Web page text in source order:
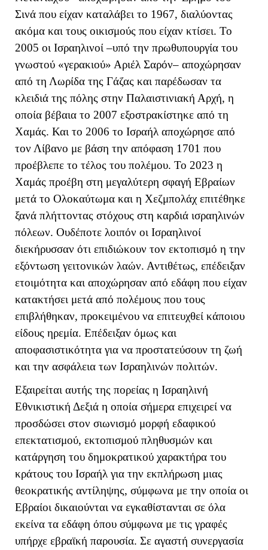
Σινά που είχαν καταλάβει το 1967, διαλύοντας
ακόμα και τους οικισμούς που είχαν κτίσει. Το
2005 οι Ισραηλινοί –υπό την πρωθυπουργία του
γνωστού «γερακιού» Αριέλ Σαρόν– αποχώρησαν
από τη Λωρίδα της Γάζας και παρέδωσαν τα
κλειδιά της πόλης στην Παλαιστινιακή Αρχή, η
οποία βέβαια το 2007 εξοστρακίστηκε από τη
Χαμάς. Και το 2006 το Ισραήλ αποχώρησε από
τον Λίβανο με βάση την απόφαση 1701 που
προέβλεπε το τέλος του πολέμου. Το 2023 η
Χαμάς προέβη στη μεγαλύτερη σφαγή Εβραίων
μετά το Ολοκαύτωμα και η Χεζμπολάχ επιτέθηκε
ξανά πλήττοντας στόχους στη καρδιά ισραηλινών
πόλεων. Ουδέποτε λοιπόν οι Ισραηλινοί
διεκήρυσσαν ότι επιδιώκουν τον εκτοπισμό η την
εξόντωση γειτονικών λαών. Αντιθέτως, επέδειξαν
ετοιμότητα και αποχώρησαν από εδάφη που είχαν
κατακτήσει μετά από πολέμους που τους
επιβλήθηκαν, προκειμένου να επιτευχθεί κάποιου
είδους ηρεμία. Επέδειξαν όμως και
αποφασιστικότητα για να προστατεύσουν τη ζωή
και την ασφάλεια των Ισραηλινών πολιτών.
Εξαιρείται αυτής της πορείας η Ισραηλινή
Εθνικιστική Δεξιά η οποία σήμερα επιχειρεί να
προσδώσει στον σιωνισμό μορφή εδαφικού
επεκτατισμού, εκτοπισμού πληθυσμών και
κατάργηση του δημοκρατικού χαρακτήρα του
κράτους του Ισραήλ για την εκπλήρωση μιας
θεοκρατικής αντίληψης, σύμφωνα με την οποία οι
Εβραίοι δικαιούνται να εγκαθίστανται σε όλα
εκείνα τα εδάφη όπου σύμφωνα με τις γραφές
υπήρχε εβραϊκή παρουσία. Σε αγαστή συνεργασία